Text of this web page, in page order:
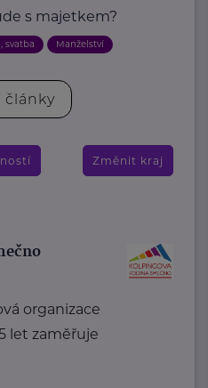
s majetkem?
svatba Manželství
články
Změnit kraj
organizace
let zaměřuje